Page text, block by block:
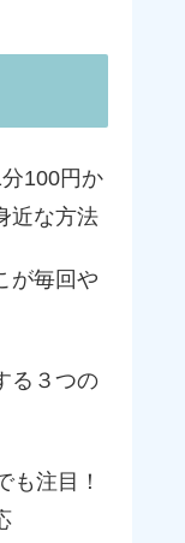
100円か
近な方法
が毎回や
る３つの
も注目！